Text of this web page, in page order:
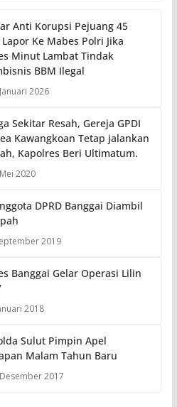
Anti Korupsi Pejuang 45
Lapor Ke Mabes Polri Jika
Minut Lambat Tindak
BBM Ilegal
2026
Sekitar Resah, Gereja GPDI
Kawangkoan Tetap jalankan
Kapolres Beri Ultimatum.
2020
DPRD Banggai Diambil
2019
Banggai Gelar Operasi Lilin
2018
Sulut Pimpin Apel
Malam Tahun Baru
2017